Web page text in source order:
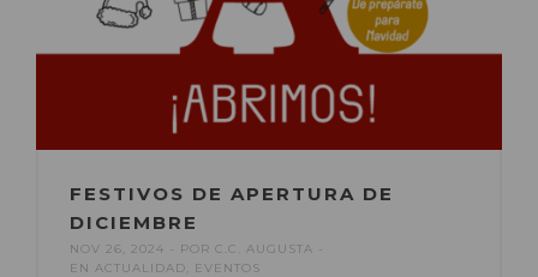
FESTIVOS DE APERTURA DE
DICIEMBRE
NOV 26, 2024 POR C.C. AUGUSTA
EN ACTUALIDAD EVENTOS